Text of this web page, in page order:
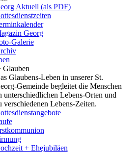
Aktuell (als PDF)
Georg
Galerie
Glauben
Glaubens-Leben in unserer St.
Gemeinde begleitet die Menschen
unterschiedlichen Lebens-Orten und
verschiedenen Lebens-Zeiten.
+ Ehejubiläen